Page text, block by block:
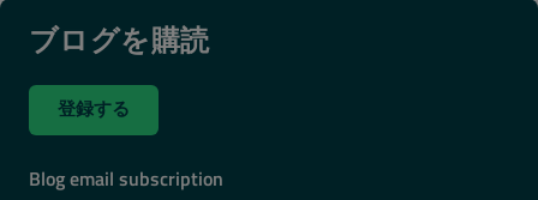
ブログを購読
登録する
Blog email subscription